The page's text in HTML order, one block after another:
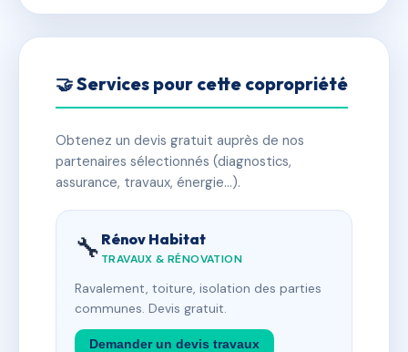
🤝 Services pour cette copropriété
Obtenez un devis gratuit auprès de nos
partenaires sélectionnés (diagnostics,
assurance, travaux, énergie…).
🔧 Rénov Habitat
TRAVAUX & RÉNOVATION
Ravalement, toiture, isolation des parties
communes. Devis gratuit.
Demander un devis travaux